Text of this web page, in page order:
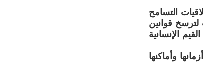
التسامح
لترسخ قوانين
الإنسانية
وأماكنها